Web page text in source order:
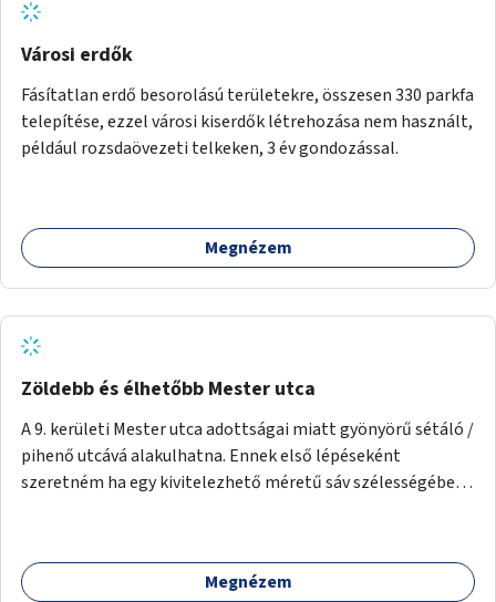
Városi erdők
Fásítatlan erdő besorolású területekre, összesen 330 parkfa
telepítése, ezzel városi kiserdők létrehozása nem használt,
például rozsdaövezeti telkeken, 3 év gondozással.
Megnézem
Zöldebb és élhetőbb Mester utca
A 9. kerületi Mester utca adottságai miatt gyönyörű sétáló /
pihenő utcává alakulhatna. Ennek első lépéseként
szeretném ha egy kivitelezhető méretű sáv szélességében
platán fák között. A lakók, boltok és vendéglátó helyek
együttműködését kérnénk abban, hogy ez a zöld sáv ne
Megnézem